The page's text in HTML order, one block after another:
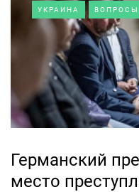
УКРАИНА
Германский
место